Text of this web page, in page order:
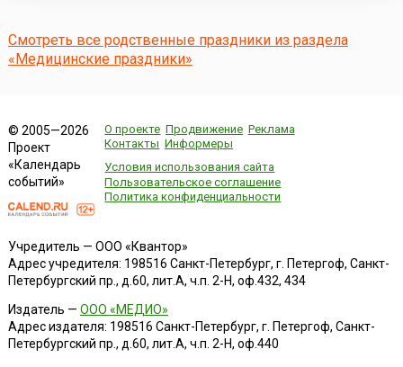
направлено на актуализацию важнейшего вопроса в
системах здр...
Смотреть все родственные праздники из раздела
«Медицинские праздники»
© 2005—2026
Проект
«Календарь
событий»
О проекте Продвижение Реклама
Контакты Информеры
Условия использования сайта
Пользовательское соглашение
Политика конфиденциальности
Учредитель — ООО «Квантор»
Адрес учредителя: 198516 Санкт-Петербург, г. Петергоф, Санкт-
Петербургский пр., д.60, лит.А, ч.п. 2-Н, оф.432, 434
Издатель — ООО «МЕДИО»
Адрес издателя: 198516 Санкт-Петербург, г. Петергоф, Санкт-
Петербургский пр., д.60, лит.А, ч.п. 2-Н, оф.440